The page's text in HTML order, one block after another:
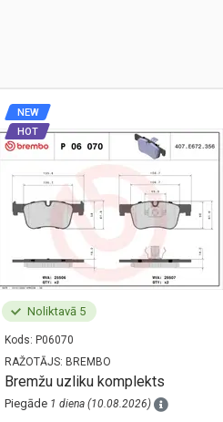
Noliktavā 5
Kods: P06070
RAŽOTĀJS: BREMBO
NEW
HOT
Bremžu uzliku komplekts
Piegāde 1 diena (10.08.2026)